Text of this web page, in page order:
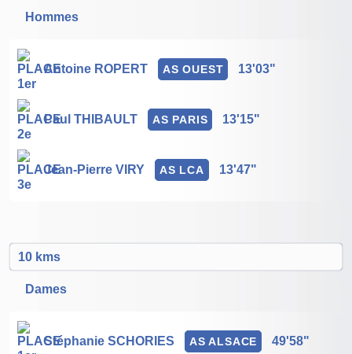
Hommes
Antoine ROPERT AS OUEST 13'03"
Paul THIBAULT AS PARIS 13'15"
Jean-Pierre VIRY AS LCA 13'47"
10 kms
Dames
Stéphanie SCHORIES AS ALSACE 49'58"